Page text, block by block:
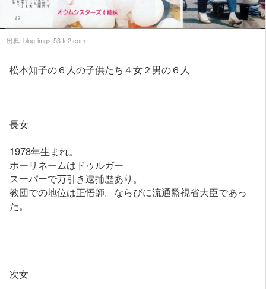
出典: blog-imgs-53.fc2.com
松本知子の６人の子供たち４女２男の６人
長女
1978年生まれ。
ホーリネームはドゥルガー
スーパーで万引き逮捕歴あり。
教団での地位は正悟師。ならびに流通監視省大臣であっ
た。
次女